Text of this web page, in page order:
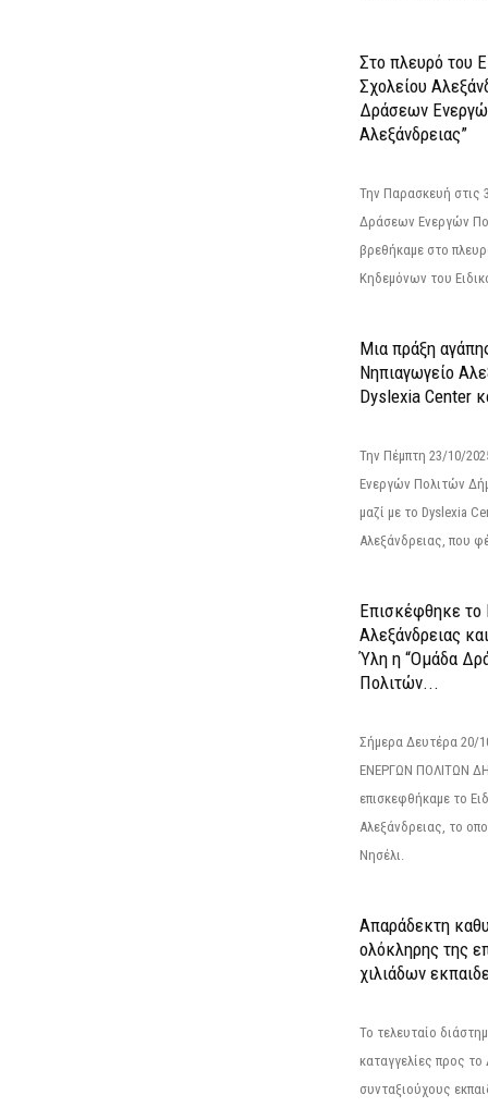
Στο πλευρό του
Σχολείου
Δράσεων
Αλεξάνδρειας”
Την Παρασκευή
Δράσεων Ενεργών
βρεθήκαμε στο
Κηδεμόνων του
Μια πράξη
Νηπιαγωγείο
Dyslexia Center
Την Πέμπτη 23/10/
Ενεργών Πολιτών
μαζί με το Dyslexia
Αλεξάνδρειας, που
Επισκέφθηκε το
Αλεξάνδρειας
Ύλη η “Ομάδα
Πολιτών...
Σήμερα Δευτέρα
ΕΝΕΡΓΩΝ ΠΟΛΙΤΩΝ
επισκεφθήκαμε το
Αλεξάνδρειας, το
Νησέλι.
Απαράδεκτη
ολόκληρης της
χιλιάδων
Το τελευταίο
καταγγελίες προς
συνταξιούχους